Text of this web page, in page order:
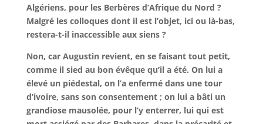
Algériens, pour les Berbères d’Afrique du Nord ?
Malgré les colloques dont il est l’objet, ici ou là-bas,
restera-t-il inaccessible aux siens ?
Non, car Augustin revient, en se faisant tout petit,
comme il sied au bon évêque qu’il a été. On lui a
élevé un piédestal, on l’a enfermé dans une tour
d’ivoire, sans son consentement ; on lui a bâti un
grandiose mausolée, pour l’y enterrer, lui qui est